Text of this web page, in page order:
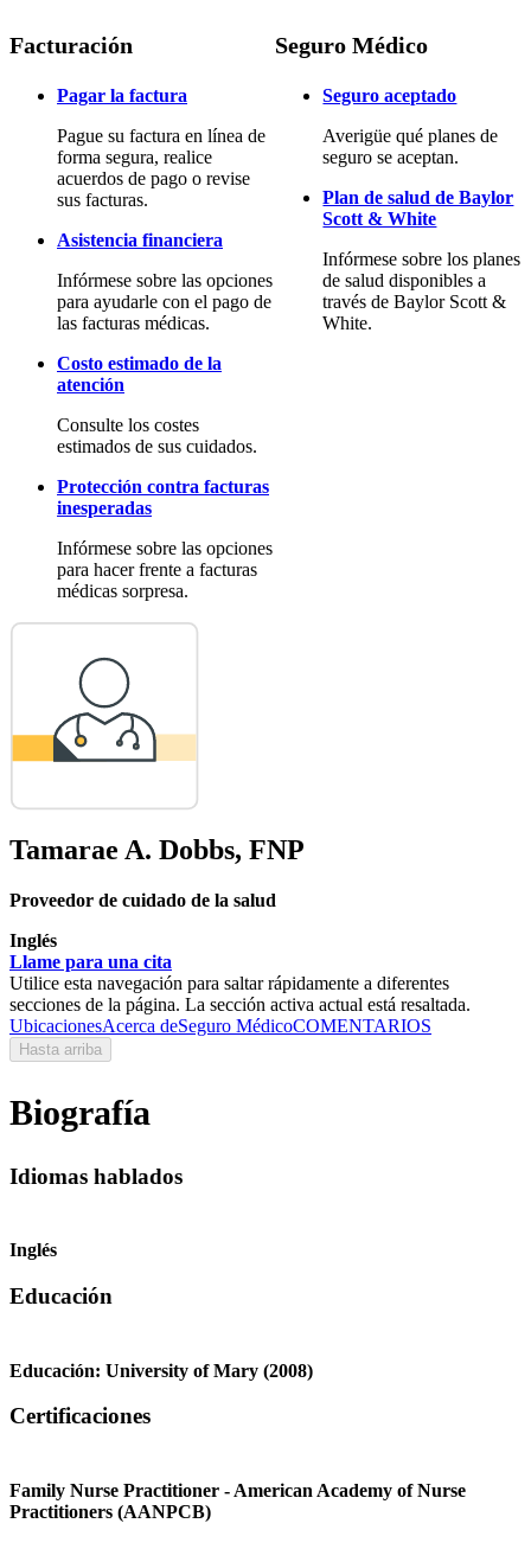
Facturación
Pagar la factura
Pague su factura en línea de
forma segura, realice
acuerdos de pago o revise
sus facturas.
Asistencia financiera
Infórmese sobre las opciones
para ayudarle con el pago de
las facturas médicas.
Costo estimado de la
atención
Consulte los costes
estimados de sus cuidados.
Protección contra facturas
inesperadas
Infórmese sobre las opciones
para hacer frente a facturas
médicas sorpresa.
Seguro Médico
Seguro aceptado
Averigüe qué planes de
seguro se aceptan.
Plan de salud de Baylor
Scott & White
Infórmese sobre los planes
de salud disponibles a
través de Baylor Scott &
White.
Tamarae A. Dobbs, FNP
Proveedor de cuidado de la salud
Inglés
Llame para una cita
Utilice esta navegación para saltar rápidamente a diferentes
secciones de la página. La sección activa actual está resaltada.
UbicacionesAcerca deSeguro MédicoCOMENTARIOS
Hasta arriba
Biografía
Idiomas hablados
Inglés
Educación
Educación: University of Mary (2008)
Certificaciones
Family Nurse Practitioner - American Academy of Nurse
Practitioners (AANPCB)